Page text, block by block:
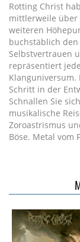
Rotting Christ
mittlerweile über
weiteren
buchstäblich
Selbstvertrauen
repräsentiert
Klanguniversum.
Schritt in der
Schnallen Sie
musikalische
Zoroastrismus
Böse. Metal vom